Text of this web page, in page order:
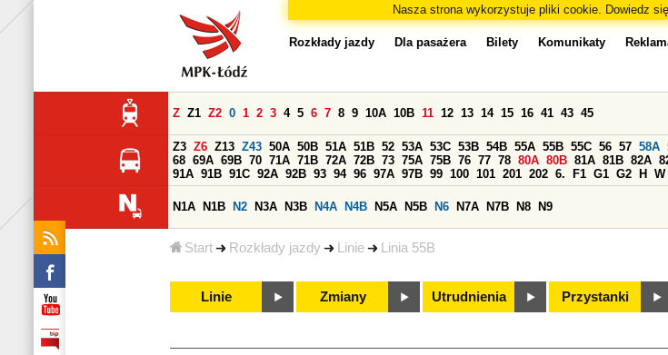
Nasza strona wykorzystuje pliki cookie. Dowiedz
Start Rozkłady jazdy Linie Linia 55B
Rozkłady jazdy Dla pasażera Bilety Komunikaty
Z Z1 Z2 0 1 2 3 4 5 6 7 8 9 10A 10B 11 12 13 14 15 16 41 43 45
Z3 Z6 Z13 Z43 50A 50B 51A 51B 52 53A 53C 53B 54B 55A 55B 55C 56 57 58A
68 69A 69B 70 71A 71B 72A 72B 73 75A 75B 76 77 78 80A 80B 81A 81B 82A
91A 91B 91C 92A 92B 93 94 96 97A 97B 99 100 101 201 202 6. F1 G1 G2 H W
N1A N1B N2 N3A N3B N4A N4B N5A N5B N6 N7A N7B N8 N9
Linie Zmiany Utrudnienia Przystanki